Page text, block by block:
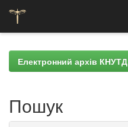
navigationЕлектронний архів КНУТД
Пошук